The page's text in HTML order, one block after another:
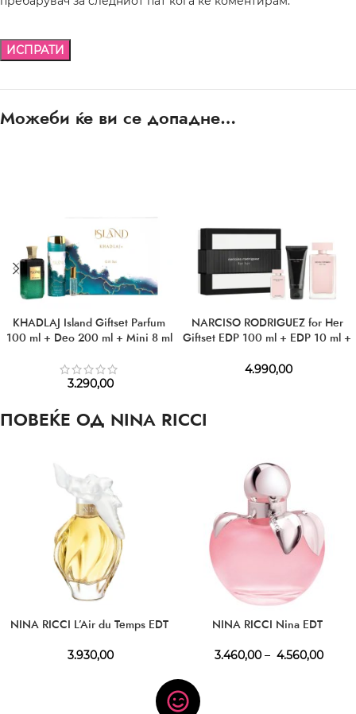
Можеби ќе ви се допадне…
KHADLAJ Island Giftset Parfum
100 ml + Deo 200 ml + Mini 8 ml
3.290,00
NARCISO RODRIGUEZ for Her
Giftset EDP 100 ml + EDP 10 ml +
4.990,00
ПОВЕЌЕ ОД NINA RICCI
NINA RICCI L’Air du Temps EDT
3.930,00
NINA RICCI Nina EDT
3.460,00 – 4.560,00